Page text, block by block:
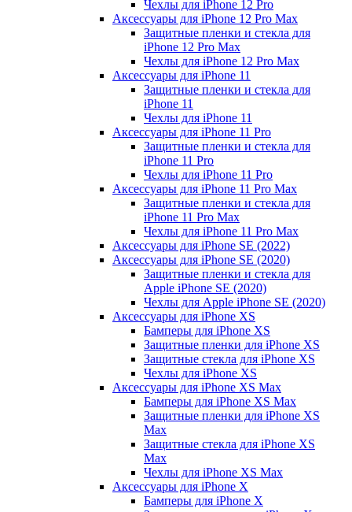
Чехлы для iPhone 12 Pro
Аксессуары для iPhone 12 Pro Max
Защитные пленки и стекла для
iPhone 12 Pro Max
Чехлы для iPhone 12 Pro Max
Аксессуары для iPhone 11
Защитные пленки и стекла для
iPhone 11
Чехлы для iPhone 11
Аксессуары для iPhone 11 Pro
Защитные пленки и стекла для
iPhone 11 Pro
Чехлы для iPhone 11 Pro
Аксессуары для iPhone 11 Pro Max
Защитные пленки и стекла для
iPhone 11 Pro Max
Чехлы для iPhone 11 Pro Max
Аксессуары для iPhone SE (2022)
Аксессуары для iPhone SE (2020)
Защитные пленки и стекла для
Apple iPhone SE (2020)
Чехлы для Apple iPhone SE (2020)
Аксессуары для iPhone ХS
Бамперы для iPhone ХS
Защитные пленки для iPhone ХS
Защитные стекла для iPhone ХS
Чехлы для iPhone ХS
Аксессуары для iPhone ХS Max
Бамперы для iPhone XS Max
Защитные пленки для iPhone XS
Max
Защитные стекла для iPhone XS
Max
Чехлы для iPhone XS Max
Аксессуары для iPhone X
Бамперы для iPhone X